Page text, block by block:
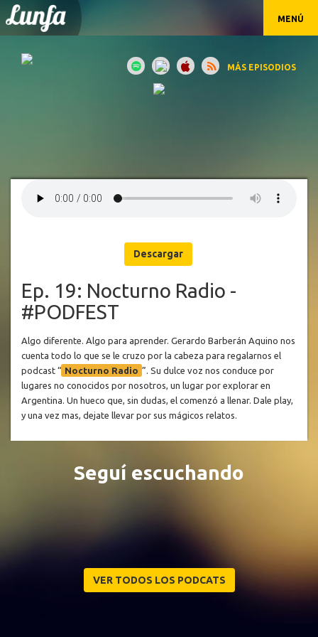
MENÚ
MÁS EPISODIOS
Descargar
Ep. 19: Nocturno Radio -
#PODFEST
Algo diferente. Algo para aprender. Gerardo Barberán Aquino nos
cuenta todo lo que se le cruzo por la cabeza para regalarnos el
podcast “ Nocturno Radio ”. Su dulce voz nos conduce por
lugares no conocidos por nosotros, un lugar por explorar en
Argentina. Un hueco que, sin dudas, el comenzó a llenar. Dale play,
y una vez mas, dejate llevar por sus mágicos relatos.
Seguí escuchando
VER TODOS LOS PODCATS